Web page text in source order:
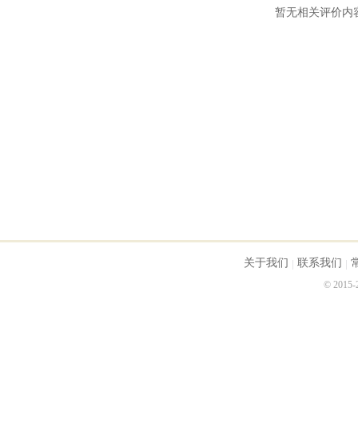
暂无相关评价内
关于我们 联系我们
© 2015-